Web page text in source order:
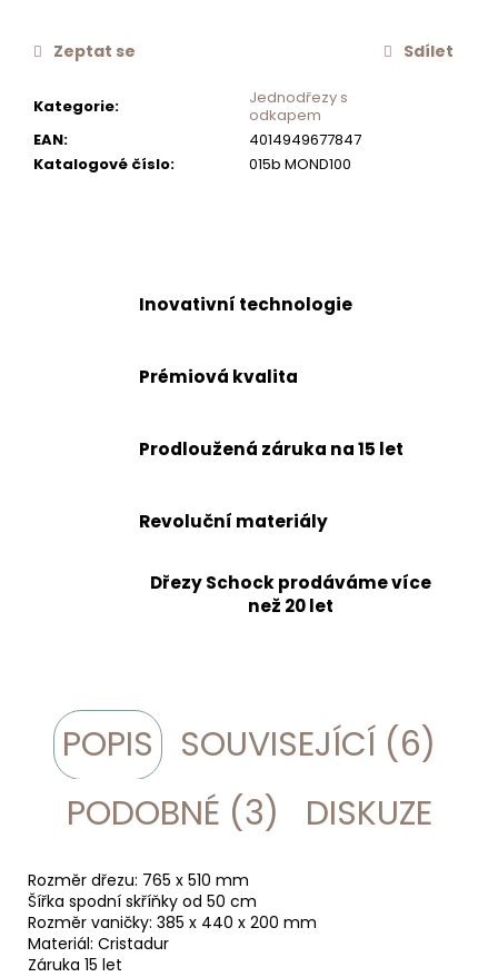
Kategorie:
Jednodřezy s
odkapem
EAN:
4014949677847
Katalogové číslo: 015b MOND100
Zeptat se Sdílet
Inovativní technologie
Prémiová kvalita
Prodloužená záruka na 15 let
Revoluční materiály
Dřezy Schock prodáváme více
než 20 let
POPIS
SOUVISEJÍCÍ (6)
PODOBNÉ (3)
DISKUZE
Rozměr dřezu: 765 x 510 mm
Šířka spodní skříňky od 50 cm
Rozměr vaničky: 385 x 440 x 200 mm
Materiál: Cristadur
Záruka 15 let
u
m
e